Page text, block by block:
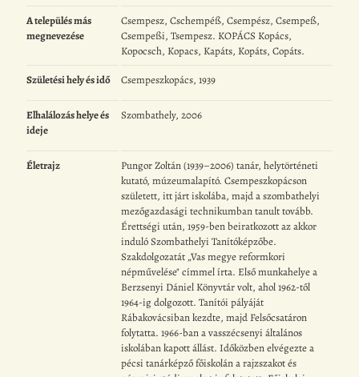
A település más
megnevezése
Csempesz, Cschempéß, Csempész, Csempeß,
Csempeßi, Tsempesz. KOPÁCS Kopács,
Kopocsch, Kopacs, Kapáts, Kopáts, Copáts.
Születési hely és idő Csempeszkopács, 1939
Elhalálozás helye és
ideje
Szombathely, 2006
Életrajz
Pungor Zoltán (1939–2006) tanár, helytörténeti
kutató, múzeumalapító. Csempeszkopácson
született, itt járt iskolába, majd a szombathelyi
mezőgazdasági technikumban tanult tovább.
Érettségi után, 1959-ben beiratkozott az akkor
induló Szombathelyi Tanítóképzőbe.
Szakdolgozatát „Vas megye reformkori
népművelése" címmel írta. Első munkahelye a
Berzsenyi Dániel Könyvtár volt, ahol 1962-től
1964-ig dolgozott. Tanítói pályáját
Rábakovácsiban kezdte, majd Felsőcsatáron
folytatta. 1966-ban a vasszécsenyi általános
iskolában kapott állást. Időközben elvégezte a
pécsi tanárképző főiskolán a rajzszakot és